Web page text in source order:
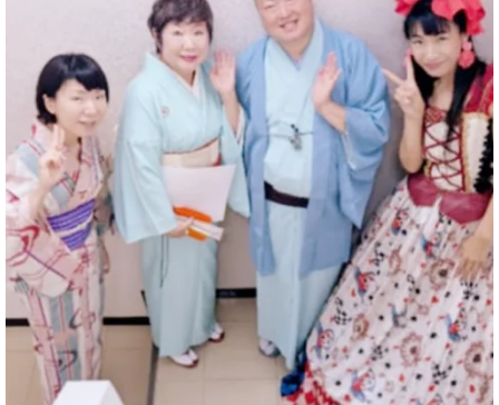
#旅行好きと繋がりたい
5 X
マジシャン派遣 パッションプリンセス【公式】
@comedy_illusion · 6 Aug
お疲れ様です
ブログ更新しました
「マジシャン和歌山旅 白浜町・三段壁」
#企業公式がお疲れ様を言い合う
#旅行好きな人と繋がりたい